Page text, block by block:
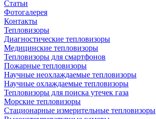
Статьи
Фотогалерея
Контакты
Тепловизоры
Диагностические тепловизоры
Медицинские тепловизоры
Тепловизоры для смартфонов
Пожарные тепловизоры
Научные неохлаждаемые тепловизоры
Научные охлаждаемые тепловизоры
Тепловизоры для поиска утечек газа
Морские тепловизоры
Стационарные измерительные тепловизоры